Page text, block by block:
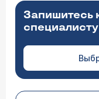
Запишитесь
специалисту